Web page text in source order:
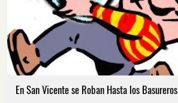
En San Vicente se Roban Hasta los Basureros